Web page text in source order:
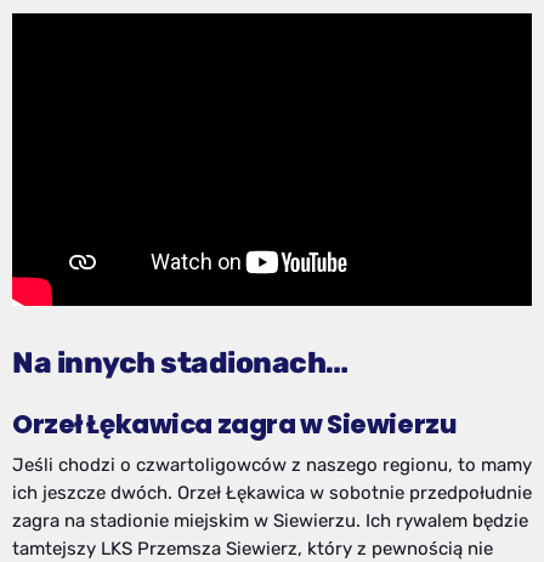
Na innych stadionach…
Orzeł Łękawica zagra w Siewierzu
Jeśli chodzi o czwartoligowców z naszego regionu, to mamy
ich jeszcze dwóch. Orzeł Łękawica w sobotnie przedpołudnie
zagra na stadionie miejskim w Siewierzu. Ich rywalem będzie
tamtejszy LKS Przemsza Siewierz, który z pewnością nie